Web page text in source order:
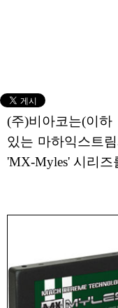
(주)비아코는(이
있는 마하익스트
'MX-Myles' 시리